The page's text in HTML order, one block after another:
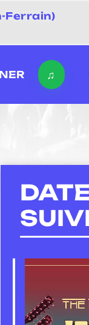
Ferrain)
♫